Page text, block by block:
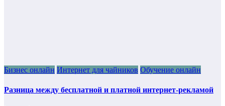
Бизнес онлайн Интернет для чайников Обучение онлайн
Разница между бесплатной и платной интернет-рекламой